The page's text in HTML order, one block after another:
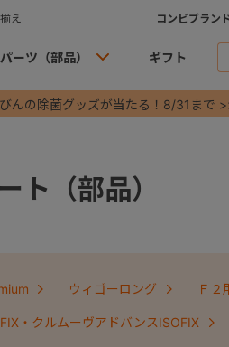
え コンビブラン
パーツ（部品） ギフト
んの除菌グッズが当たる！8/31まで
ト（部品）
ウィゴーロング Ｆ２
・クルムーヴアドバンスISOFIX